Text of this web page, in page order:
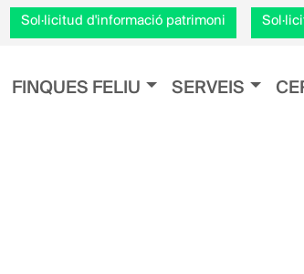
Vés
al
Sol·licitud d'informació patrimoni
Navegación principal
FINQUES FELIU SERVEIS